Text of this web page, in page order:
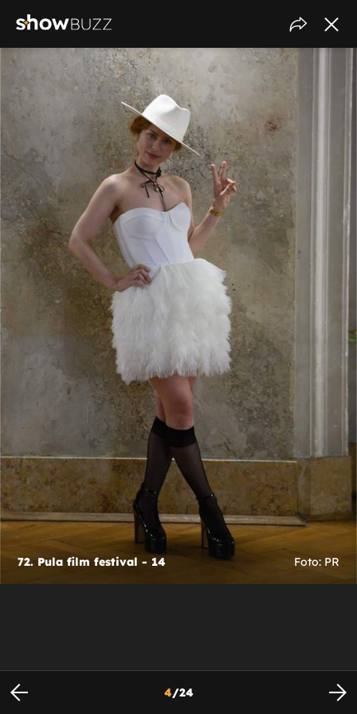
72. Pula film festival - 14 Foto: PR
4/24